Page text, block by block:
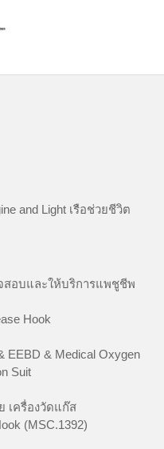
and Light เรือช่วยชีวิต
จสอบและให้บริการแพชูชีพ
Hook
EEBD & Medical Oxygen
Suit
เครื่องวัดแก๊ส
(MSC.1392)